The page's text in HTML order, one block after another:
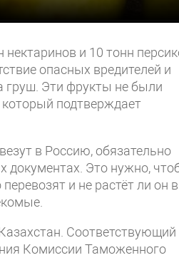
нектаринов и 10 тонн
опасных вредителей и
груш. Эти фрукты не были
подтверждает
в Россию, обязательно
документах. Это нужно,
и не растёт ли он в
Соответствующий
Комиссии Таможенного